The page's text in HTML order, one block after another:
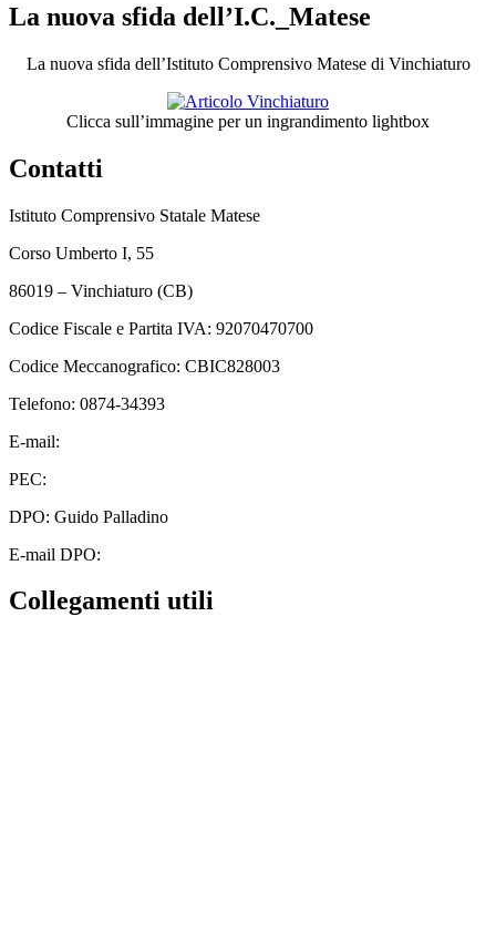
La nuova sfida dell’I.C._Matese
La nuova sfida dell’Istituto Comprensivo Matese di Vinchiaturo
Clicca sull’immagine per un ingrandimento lightbox
Contatti
Istituto Comprensivo Statale Matese
Corso Umberto I, 55
86019 – Vinchiaturo (CB)
Codice Fiscale e Partita IVA: 92070470700
Codice Meccanografico: CBIC828003
Telefono: 0874-34393
E-mail:
PEC:
DPO: Guido Palladino
E-mail DPO:
Collegamenti utili